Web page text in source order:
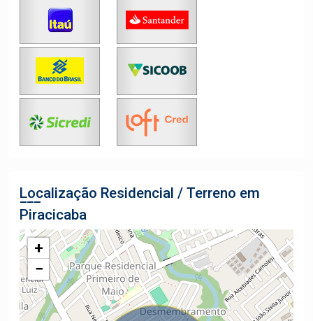
Localização Residencial / Terreno em
Piracicaba
+
−